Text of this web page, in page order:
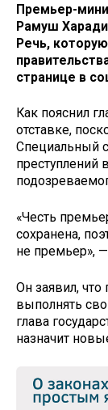
Премьер-
Рамуш
Речь,
странице в
Как пояснил
отставке,
Специальный
преступлений
«Честь
сохранена,
не премьер»,
Он заявил, что
выполнять
глава
назначит